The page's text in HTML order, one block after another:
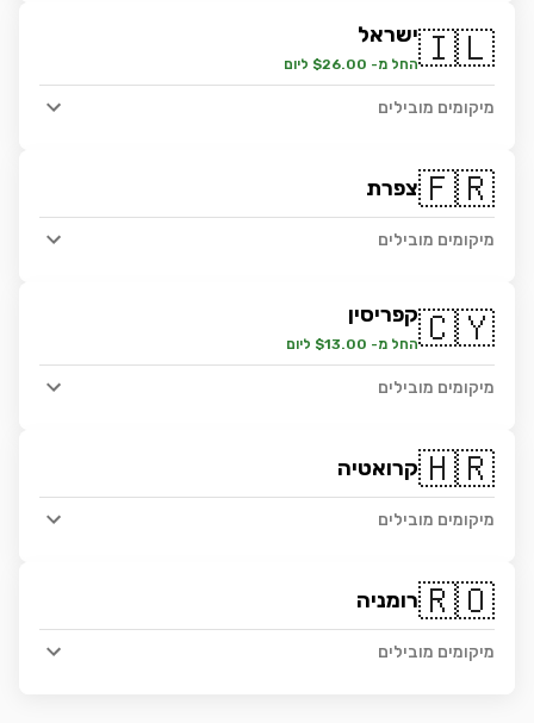
🇮🇱ישראל
החל מ- $26.00 ליום
מיקומים מובילים
🇫🇷צפרת
מיקומים מובילים
🇨🇾קפריסין
החל מ- $13.00 ליום
מיקומים מובילים
🇭🇷קרואטיה
מיקומים מובילים
🇷🇴רומניה
מיקומים מובילים